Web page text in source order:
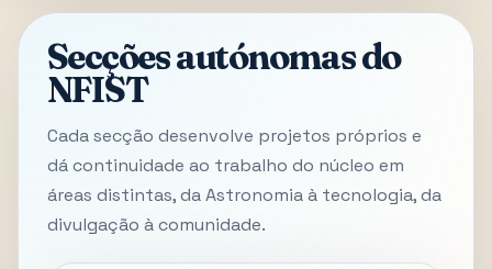
Secções autónomas do
NFIST
Cada secção desenvolve projetos próprios e
dá continuidade ao trabalho do núcleo em
áreas distintas, da Astronomia à tecnologia, da
divulgação à comunidade.